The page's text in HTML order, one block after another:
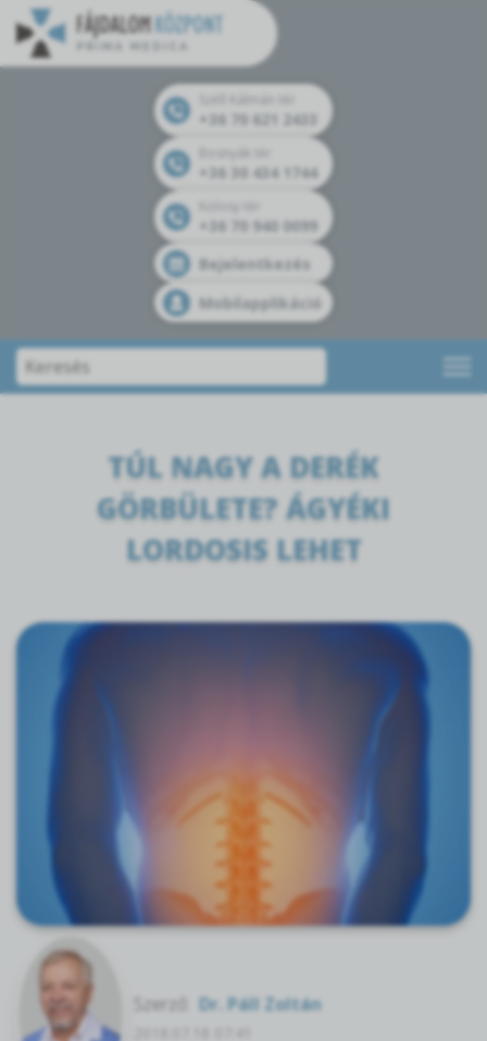
+36 70 621 2433
+36 30 434 1744
+36 70 940 0099
Bejelentkezés
Mobilapplikáció
TÚL NAGY A DERÉK
GÖRBÜLETE? ÁGYÉKI
LORDOSIS LEHET
Szerző: Dr. Páll Zoltán